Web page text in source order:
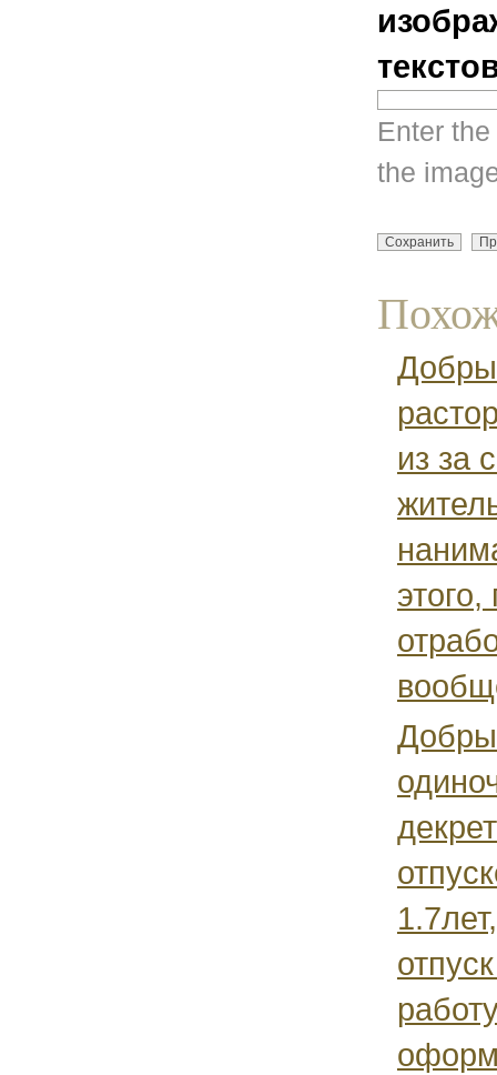
Enter
the
из за
этого,